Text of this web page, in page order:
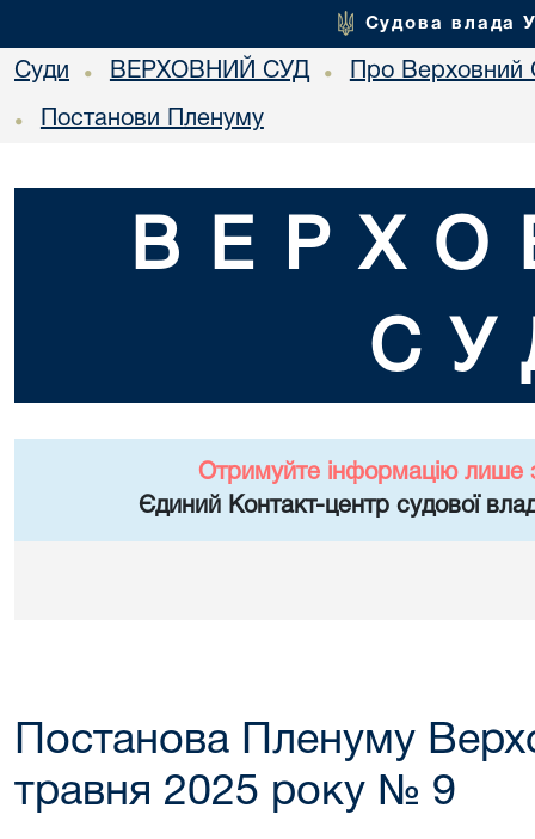
Судова влада
Суди • ВЕРХОВНИЙ СУД • Про Верховний
• Постанови Пленуму
Отримуйте інформацію лише
Єдиний Контакт-центр судової
Постанова Пленуму
травня 2025 року № 9